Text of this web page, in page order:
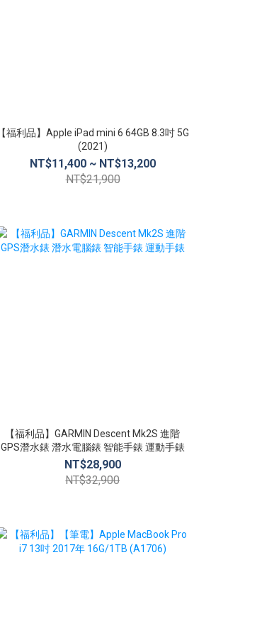
【福利品】Apple iPad mini 6 64GB 8.3吋 5G
(2021)
NT$11,400 ~ NT$13,200
NT$21,900
【福利品】GARMIN Descent Mk2S 進階
GPS潛水錶 潛水電腦錶 智能手錶 運動手錶
NT$28,900
NT$32,900